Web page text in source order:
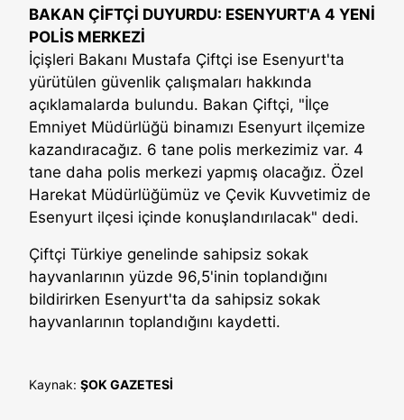
BAKAN ÇİFTÇİ DUYURDU: ESENYURT'A 4 YENİ
POLİS MERKEZİ
İçişleri Bakanı Mustafa Çiftçi ise Esenyurt'ta
yürütülen güvenlik çalışmaları hakkında
açıklamalarda bulundu. Bakan Çiftçi, "İlçe
Emniyet Müdürlüğü binamızı Esenyurt ilçemize
kazandıracağız. 6 tane polis merkezimiz var. 4
tane daha polis merkezi yapmış olacağız. Özel
Harekat Müdürlüğümüz ve Çevik Kuvvetimiz de
Esenyurt ilçesi içinde konuşlandırılacak" dedi.
Çiftçi Türkiye genelinde sahipsiz sokak
hayvanlarının yüzde 96,5'inin toplandığını
bildirirken Esenyurt'ta da sahipsiz sokak
hayvanlarının toplandığını kaydetti.
Kaynak: ŞOK GAZETESİ